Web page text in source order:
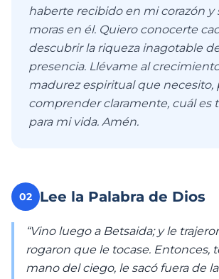
haberte recibido en mi corazón y
moras en él. Quiero conocerte
descubrir la riqueza inagotable
presencia. Llévame al
madurez espiritual que necesito,
comprender claramente, cuál es
para mi vida. Amén.
02 Lee la Palabra de Dios
“Vino luego a Betsaida; y le
rogaron que le tocase. Entonces,
mano del ciego, le sacó fuera de